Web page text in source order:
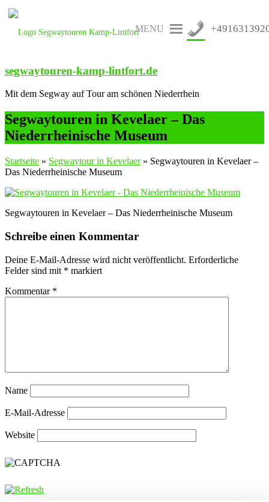
MENU
segwaytouren-kamp-lintfort.de
Mit dem Segway auf Tour am schönen Niederrhein
Segwaytouren in Kevelaer – Das
Niederrheinische Museum
Startseite » Segwaytour in Kevelaer» Segwaytouren in Kevelaer –
Das Niederrheinische Museum
Segwaytouren in Kevelaer – Das Niederrheinische Museum
Schreibe einen Kommentar
Deine E-Mail-Adresse wird nicht veröffentlicht. Erforderliche
Felder sind mit * markiert
Kommentar *
Name
E-Mail-Adresse
Website